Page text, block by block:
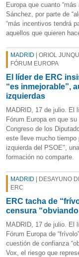
Europa que cuanto
Sánchez, por parte de
“más incentivos tendrá
aquellos que quieren
MADRID | ORIOL
FÓRUM EUROPA
El líder de ERC
“es inmejorable”,
izquierdas
MADRID, 17 de julio. El
Fórum Europa en que
Congreso de los
este lleve mucho tiempo
izquierda del PSOE",
formación no comparte.
MADRID | DESAYUNO
ERC
ERC tacha de
censura
MADRID, 17 de julio. El
Fórum Europa de
cuestión de confianza
Vox, el riesgo que